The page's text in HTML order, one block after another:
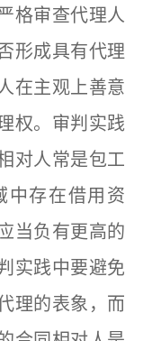
格审查代理人
形成具有代理
在主观上善意
权。审判实践
对人常是包工
中存在借用资
当负有更高的
实践中要避免
理的表象，而